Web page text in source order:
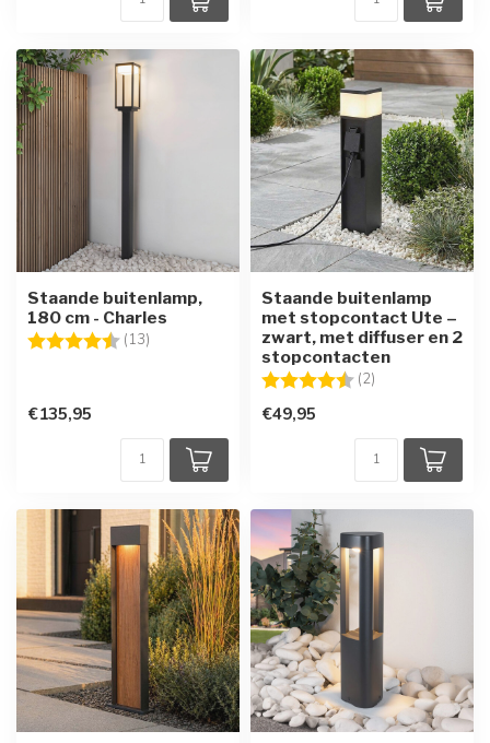
Staande buitenlamp,
180 cm - Charles
Beoordeling: (13)
€135,95
Staande buitenlamp
met stopcontact Ute –
zwart, met diffuser en 2
stopcontacten
Beoordeling: (2)
€49,95